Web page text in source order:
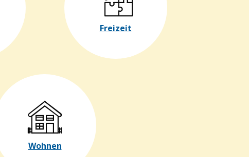
Freizeit
Wohnen